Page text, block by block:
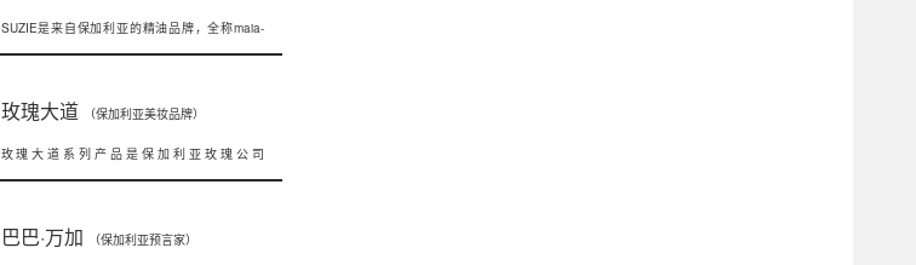
SUZIE是来自保加利亚的精油品牌，全称maia-
玫瑰大道 （保加利亚美妆品牌）
玫瑰大道系列产品是保加利亚玫瑰公司
巴巴·万加 （保加利亚预言家）